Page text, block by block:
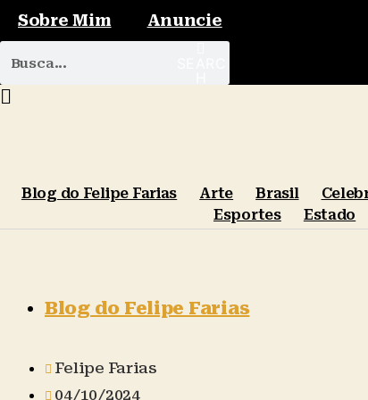
Sobre Mim Anuncie
Blog do Felipe Farias Arte Brasil
Esportes
Estado
Blog do Felipe Farias
Felipe Farias
04/10/2024